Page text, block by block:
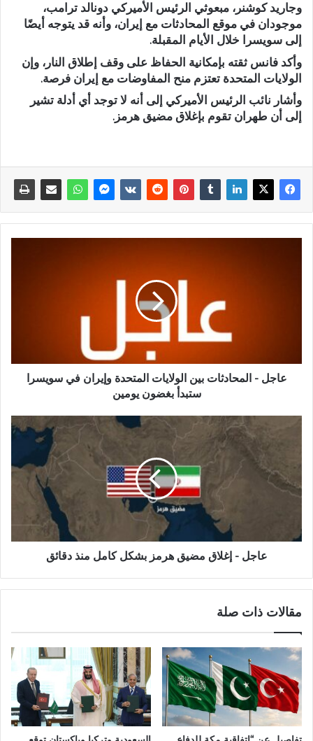
وجاريد كوشنر، مبعوثي الرئيس الأميركي دونالد ترامب،
موجودان في موقع المحادثات مع إيران، وأنه قد يتوجه أيضًا
إلى سويسرا خلال الأيام المقبلة.
وأكد فانس ثقته بإمكانية الحفاظ على وقف إطلاق النار، وإن
الولايات المتحدة تعتزم منح المفاوضات مع إيران فرصة.
وأشار نائب الرئيس الأميركي إلى أنه لا توجد أي أدلة تشير
إلى أن طهران تقوم بإغلاق مضيق هرمز.
عاجل - المحادثات بين الولايات المتحدة وإيران في سويسرا
ستبدأ بغضون يومين
عاجل - إغلاق مضيق هرمز بشكل كامل منذ دقائق
مقالات ذات صلة